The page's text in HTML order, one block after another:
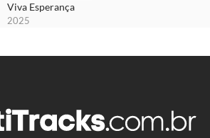
Viva Esperança
2025